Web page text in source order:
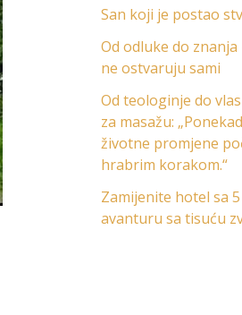
San koji je postao
Od odluke do znanja
ne ostvaruju sami
Od teologinje do
za masažu:
životne promjene
hrabrim korakom.“
Zamijenite hotel sa 5
avanturu sa tisuću